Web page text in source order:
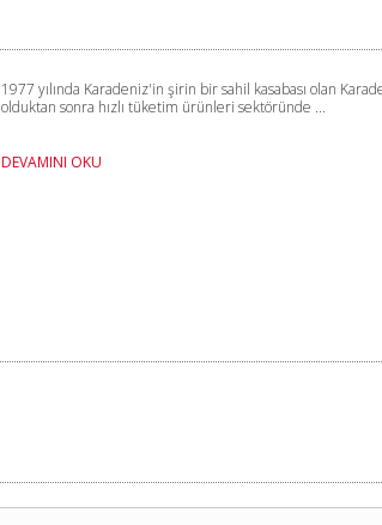
1977 yılında Karadeniz'in şirin bir sahil kasabası olan
olduktan sonra hızlı tüketim ürünleri sektöründe ...
DEVAMINI OKU